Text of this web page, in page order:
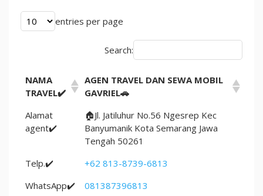
entries per page
Search:
NAMA
TRAVEL✔️
AGEN TRAVEL DAN SEWA MOBIL
GAVRIEL🚗
Alamat
agent✔️
🏠Jl. Jatiluhur No.56 Ngesrep Kec
Banyumanik Kota Semarang Jawa
Tengah 50261
Telp.✔️
+62 813-8739-6813
WhatsApp✔️
081387396813